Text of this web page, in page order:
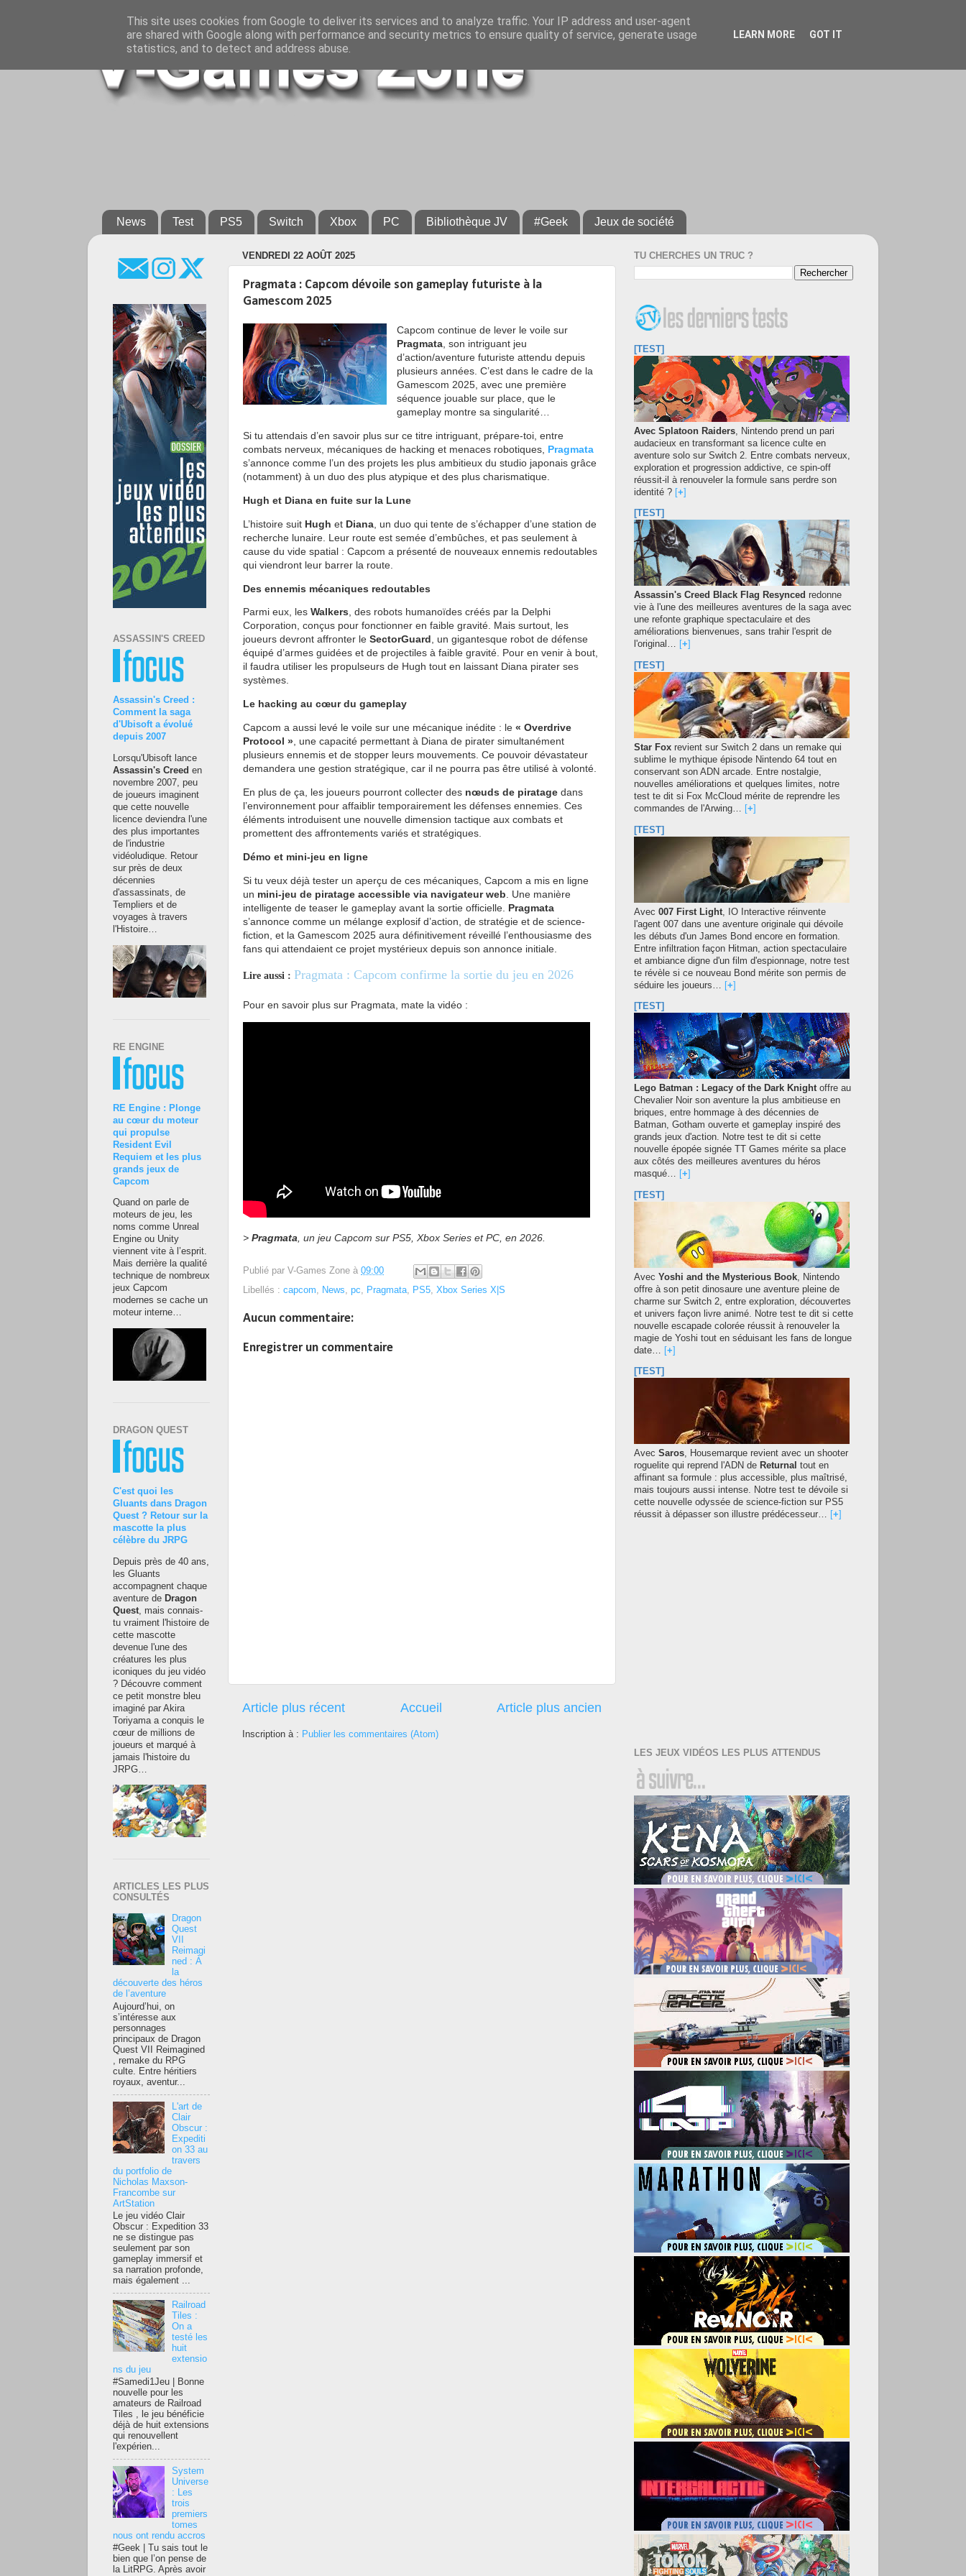
News Test PS5 Switch Xbox PC Bibliothèque JV #Geek Jeux de société
VENDREDI 22 AOÛT 2025
Pragmata : Capcom dévoile son gameplay futuriste à la
Gamescom 2025
Capcom continue de lever le voile sur
Pragmata, son intriguant jeu
d’action/aventure futuriste attendu depuis
plusieurs années. C’est dans le cadre de la
Gamescom 2025, avec une première
séquence jouable sur place, que le
gameplay montre sa singularité…
Si tu attendais d’en savoir plus sur ce titre intriguant, prépare-toi, entre
combats nerveux, mécaniques de hacking et menaces robotiques, Pragmata
s’annonce comme l’un des projets les plus ambitieux du studio japonais grâce
(notamment) à un duo des plus atypique et des plus charismatique.
Hugh et Diana en fuite sur la Lune
L’histoire suit Hugh et Diana , un duo qui tente de s’échapper d’une station de
recherche lunaire. Leur route est semée d’embûches, et pas seulement à
cause du vide spatial : Capcom a présenté de nouveaux ennemis redoutables
qui viendront leur barrer la route.
Des ennemis mécaniques redoutables
Parmi eux, les Walkers, des robots humanoïdes créés par la Delphi
Corporation, conçus pour fonctionner en faible gravité. Mais surtout, les
joueurs devront affronter le SectorGuard, un gigantesque robot de défense
équipé d’armes guidées et de projectiles à faible gravité. Pour en venir à bout,
il faudra utiliser les propulseurs de Hugh tout en laissant Diana pirater ses
systèmes.
Le hacking au cœur du gameplay
Capcom a aussi levé le voile sur une mécanique inédite : le « Overdrive
Protocol », une capacité permettant à Diana de pirater simultanément
plusieurs ennemis et de stopper leurs mouvements. Ce pouvoir dévastateur
demandera une gestion stratégique, car il ne pourra pas être utilisé à volonté.
En plus de ça, les joueurs pourront collecter des nœuds de piratage dans
l’environnement pour affaiblir temporairement les défenses ennemies. Ces
éléments introduisent une nouvelle dimension tactique aux combats et
promettent des affrontements variés et stratégiques.
Démo et mini-jeu en ligne
Si tu veux déjà tester un aperçu de ces mécaniques, Capcom a mis en ligne
un mini-jeu de piratage accessible via navigateur web . Une manière
intelligente de teaser le gameplay avant la sortie officielle. Pragmata
s’annonce comme un mélange explosif d’action, de stratégie et de science-
fiction, et la Gamescom 2025 aura définitivement réveillé l’enthousiasme des
fans qui attendaient ce projet mystérieux depuis son annonce initiale.
Lire aussi : Pragmata : Capcom confirme la sortie du jeu en 2026
Pour en savoir plus sur Pragmata, mate la vidéo :
> Pragmata , un jeu Capcom sur PS5, Xbox Series et PC, en 2026.
Publié par V-Games Zone à 09:00
Libellés : capcom News pc Pragmata PS5 Xbox Series X|S
Aucun commentaire:
Enregistrer un commentaire
Article plus récent Article plus ancien
Accueil
Inscription à : Publier les commentaires (Atom)
ASSASSIN'S CREED
Assassin's Creed :
Comment la saga
d'Ubisoft a évolué
depuis 2007
Lorsqu'Ubisoft lance
Assassin's Creed en
novembre 2007, peu
de joueurs imaginent
que cette nouvelle
licence deviendra l'une
des plus importantes
de l'industrie
vidéoludique. Retour
sur près de deux
décennies
d'assassinats, de
Templiers et de
voyages à travers
l'Histoire…
RE ENGINE
RE Engine : Plonge
au cœur du moteur
qui propulse
Resident Evil
Requiem et les plus
grands jeux de
Capcom
Quand on parle de
moteurs de jeu, les
noms comme Unreal
Engine ou Unity
viennent vite à l’esprit.
Mais derrière la qualité
technique de nombreux
jeux Capcom
modernes se cache un
moteur interne…
DRAGON QUEST
C'est quoi les
Gluants dans Dragon
Quest ? Retour sur la
mascotte la plus
célèbre du JRPG
Depuis près de 40 ans,
les Gluants
accompagnent chaque
aventure de Dragon
Quest , mais connais-
tu vraiment l'histoire de
cette mascotte
devenue l'une des
créatures les plus
iconiques du jeu vidéo
? Découvre comment
ce petit monstre bleu
imaginé par Akira
Toriyama a conquis le
cœur de millions de
joueurs et marqué à
jamais l'histoire du
JRPG…
ARTICLES LES PLUS
CONSULTÉS
Dragon
Quest
VII
Reimagi
ned : À
la
découverte des héros
de l’aventure
Aujourd’hui, on
s’intéresse aux
personnages
principaux de Dragon
Quest VII Reimagined
, remake du RPG
culte. Entre héritiers
royaux, aventur...
L'art de
Clair
Obscur :
Expediti
on 33 au
travers
du portfolio de
Nicholas Maxson-
Francombe sur
ArtStation
Le jeu vidéo Clair
Obscur : Expedition 33
ne se distingue pas
seulement par son
gameplay immersif et
sa narration profonde,
mais également ...
Railroad
Tiles :
On a
testé les
huit
extensio
ns du jeu
#Samedi1Jeu | Bonne
nouvelle pour les
amateurs de Railroad
Tiles , le jeu bénéficie
déjà de huit extensions
qui renouvellent
l'expérien...
System
Universe
: Les
trois
premiers
tomes
nous ont rendu accros
#Geek | Tu sais tout le
bien que l’on pense de
la LitRPG. Après avoir
TU CHERCHES UN TRUC ?
[TEST]
Avec Splatoon Raiders, Nintendo prend un pari
audacieux en transformant sa licence culte en
aventure solo sur Switch 2. Entre combats nerveux,
exploration et progression addictive, ce spin-off
réussit-il à renouveler la formule sans perdre son
identité ? [+]
[TEST]
Assassin's Creed Black Flag Resynced redonne
vie à l'une des meilleures aventures de la saga avec
une refonte graphique spectaculaire et des
améliorations bienvenues, sans trahir l'esprit de
l'original…
+
[TEST]
Star Fox revient sur Switch 2 dans un remake qui
sublime le mythique épisode Nintendo 64 tout en
conservant son ADN arcade. Entre nostalgie,
nouvelles améliorations et quelques limites, notre
test te dit si Fox McCloud mérite de reprendre les
commandes de l'Arwing…
+
[TEST]
Avec 007 First Light , IO Interactive réinvente
l'agent 007 dans une aventure originale qui dévoile
les débuts d'un James Bond encore en formation.
Entre infiltration façon Hitman, action spectaculaire
et ambiance digne d'un film d'espionnage, notre test
te révèle si ce nouveau Bond mérite son permis de
séduire les joueurs…
[+]
[TEST]
Lego Batman : Legacy of the Dark Knightoffre au
Chevalier Noir son aventure la plus ambitieuse en
briques, entre hommage à des décennies de
Batman, Gotham ouverte et gameplay inspiré des
grands jeux d'action. Notre test te dit si cette
nouvelle épopée signée TT Games mérite sa place
aux côtés des meilleures aventures du héros
masqué…
+
[TEST]
Avec Yoshi and the Mysterious Book, Nintendo
offre à son petit dinosaure une aventure pleine de
charme sur Switch 2, entre exploration, découvertes
et univers façon livre animé. Notre test te dit si cette
nouvelle escapade colorée réussit à renouveler la
magie de Yoshi tout en séduisant les fans de longue
date… [+]
[TEST]
Avec Saros, Housemarque revient avec un shooter
roguelite qui reprend l'ADN de Returnal tout en
affinant sa formule : plus accessible, plus maîtrisé,
mais toujours aussi intense. Notre test te dévoile si
cette nouvelle odyssée de science-fiction sur PS5
réussit à dépasser son illustre prédécesseur…
+
LES JEUX VIDÉOS LES PLUS ATTENDUS
This site uses cookies from Google to deliver its services and to analyze traffic. Your IP address and user-agent
are shared with Google along with performance and security metrics to ensure quality of service, generate usage
statistics, and to detect and address abuse.
LEARN MORE GOT IT